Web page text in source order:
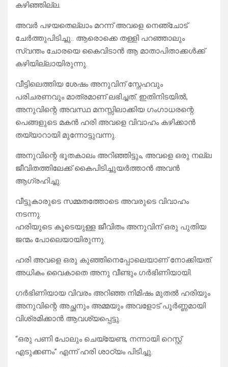
കഴിഞ്ഞില്ല.
അവർ പഴയതെല്ലാം മറന്ന് അവളെ നെഞ്ചോട്
ചേർത്തുപിടിച്ചു.. ആരൊക്കെ തള്ളി പറഞ്ഞാലും
സ്വന്തം ചോരയെ കൈവിടാൻ ആ മാതാപിതാക്കൾക്ക്
കഴിയില്ലായിരുന്നു.
​വീട്ടിലെത്തിയ ശേഷം അനുവിന് സ്നേഹവും
പരിചരണവും മാത്രമാണ് ലഭിച്ചത്. ഇതിനിടയിൽ,
അനുവിന്റെ അവസ്ഥ മനസ്സിലാക്കിയ ഗംഗാധരന്റെ
പെങ്ങളുടെ മകൻ ഹരി അവളെ വിവാഹം കഴിക്കാൻ
തയ്യാറായി മുന്നോട്ടുവന്നു.
അനുവിന്റെ ഭൂതകാലം അറിഞ്ഞിട്ടും, അവളെ ഒരു നല്ല
ജീവിതത്തിലേക്ക് കൈപിടിച്ചുയർത്താൻ അവൻ
ആഗ്രഹിച്ചു.
വീട്ടുകാരുടെ സമ്മതത്തോടെ അവരുടെ വിവാഹം
നടന്നു.
​ഹരിയുടെ കൂടെയുള്ള ജീവിതം അനുവിന് ഒരു പുതിയ
ജന്മം പോലെയായിരുന്നു.
ഹരി അവളെ ഒരു കുഞ്ഞിനെപ്പോലെയാണ് നോക്കിയത്.
അധികം വൈകാതെ അനു വീണ്ടും ഗർഭിണിയായി.
ഗർഭിണിയായ വിവരം അറിഞ്ഞ നിമിഷം മുതൽ ഹരിയും
അനുവിന്റെ അച്ഛനും അമ്മയും അവളോട് പൂർണ്ണമായി
വിശ്രമിക്കാൻ ആവശ്യപ്പെട്ടു.
“ഒരു പണി പോലും ചെയ്യേണ്ട, നന്നായി റെസ്റ്റ്
എടുക്കണം” എന്ന് ഹരി ശാഠ്യം പിടിച്ചു.